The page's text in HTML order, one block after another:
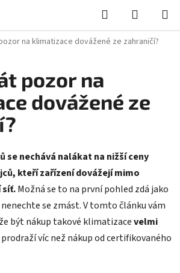
Hledat
KOŠÍK
na klimatizace dovážené ze zahraničí?
pozor na
dovážené ze
se nechává nalákat na nižší ceny
kteří zařízení dovážejí mimo
síť.Možná se to na první pohled zdá jako
se zmást. V tomto článku vám
být nákup takové klimatizacevelmi
prodraží víc než nákup od certifikovaného